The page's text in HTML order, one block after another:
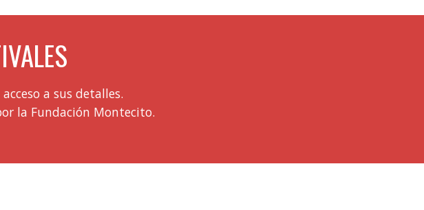
a sus detalles.
la Fundación Montecito.